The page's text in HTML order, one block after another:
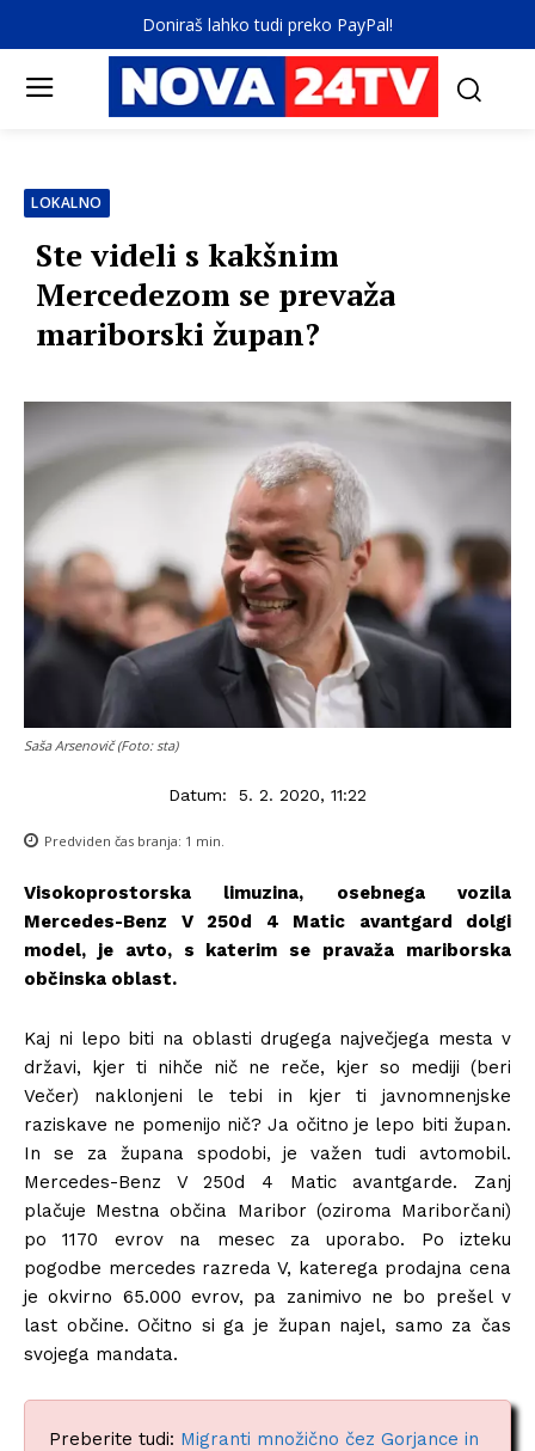
Doniraš lahko tudi preko PayPal!
LOKALNO
Ste videli s kakšnim
Mercedezom se prevaža
mariborski župan?
Saša Arsenovič (Foto: sta)
Datum: 5. 2. 2020, 11:22
Predviden čas branja: 1 min.
Visokoprostorska limuzina, osebnega vozila
Mercedes-Benz V 250d 4 Matic avantgard dolgi
model, je avto, s katerim se pravaža mariborska
občinska oblast.
Kaj ni lepo biti na oblasti drugega največjega mesta v
državi, kjer ti nihče nič ne reče, kjer so mediji (beri
Večer) naklonjeni le tebi in kjer ti javnomnenjske
raziskave ne pomenijo nič? Ja očitno je lepo biti župan.
In se za župana spodobi, je važen tudi avtomobil.
Mercedes-Benz V 250d 4 Matic avantgarde. Zanj
plačuje Mestna občina Maribor (oziroma Mariborčani)
po 1170 evrov na mesec za uporabo. Po izteku
pogodbe mercedes razreda V, katerega prodajna cena
je okvirno 65.000 evrov, pa zanimivo ne bo prešel v
last občine. Očitno si ga je župan najel, samo za čas
svojega mandata.
Preberite tudi: Migranti množično čez Gorjance in